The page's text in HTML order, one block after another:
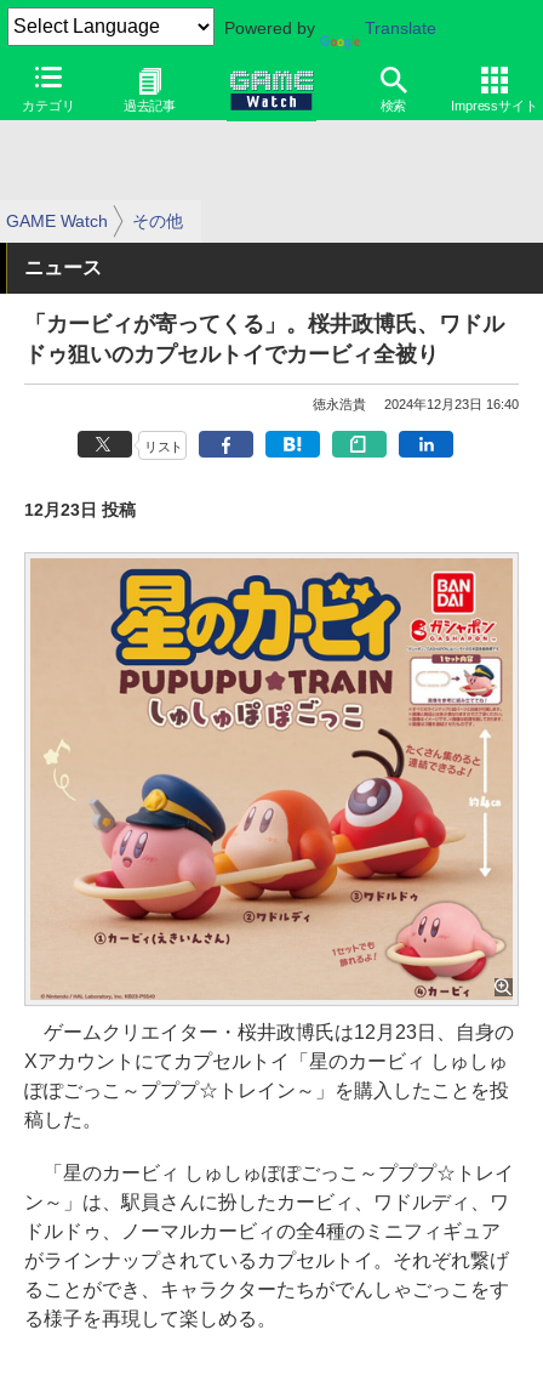
Powered by Translate
カテゴリ 過去記事 検索 Impressサイト
GAME Watch その他
ニュース
「カービィが寄ってくる」。桜井政博氏、ワドル
ドゥ狙いのカプセルトイでカービィ全被り
徳永浩貴 2024年12月23日 16:40
リスト
12月23日 投稿
ゲームクリエイター・桜井政博氏は12月23日、自身の
Xアカウントにてカプセルトイ「星のカービィ しゅしゅ
ぽぽごっこ～プププ☆トレイン～」を購入したことを投
稿した。
「星のカービィ しゅしゅぽぽごっこ～プププ☆トレイ
ン～」は、駅員さんに扮したカービィ、ワドルディ、ワ
ドルドゥ、ノーマルカービィの全4種のミニフィギュア
がラインナップされているカプセルトイ。それぞれ繋げ
ることができ、キャラクターたちがでんしゃごっこをす
る様子を再現して楽しめる。